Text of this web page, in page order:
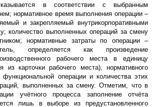
в соответствии с выбранным
нормативное время выполнения операции –
и закрепляемый внутрикорпоративными
количество выполненных операций за смену
нормативные затраты по операции –
определяется как произведение
рабочего места в единицу
из карточки рабочего места), нормативного
операции и количества этих
выполненных за смену. Отметим, что в
учётного процесса заполнение отчёта
лишь в выборе из предустановленного